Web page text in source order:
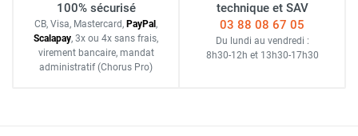
100% sécurisé
CB, Visa, Mastercard, PayPal ,
Scalapay, 3x ou 4x sans frais,
virement bancaire, mandat
administratif (Chorus Pro)
technique et SAV
03 88 08 67 05
Du lundi au vendredi :
8h30-12h et 13h30-17h30